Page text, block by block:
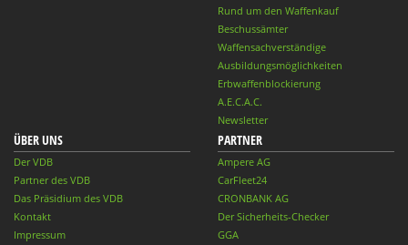
Rund um den Waffenkauf
Beschussämter
Waffensachverständige
Ausbildungsmöglichkeiten
Erbwaffenblockierung
A.E.C.A.C.
Newsletter
ÜBER UNS
Der VDB
Partner des VDB
Das Präsidium des VDB
Kontakt
Impressum
PARTNER
Ampere AG
CarFleet24
CRONBANK AG
Der Sicherheits-Checker
GGA